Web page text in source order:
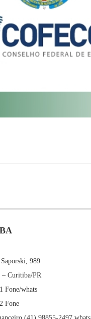
Saporski, 989
– Curitiba/PR
Fone/whats
Fone